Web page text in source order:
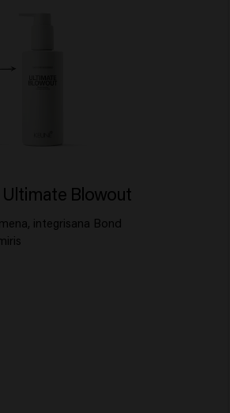
Blowout
integrisana Bond